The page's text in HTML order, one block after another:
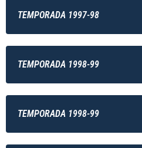
TEMPORADA 1997-98
TEMPORADA 1998-99
TEMPORADA 1998-99